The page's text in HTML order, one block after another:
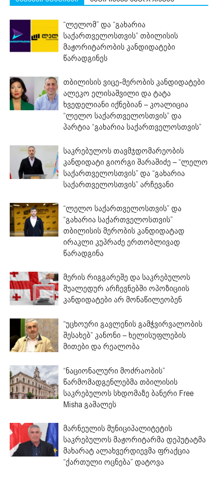
“ლელომ” და “გახარია
საქართველოსთვის” თბილისის
მაჟორიტარობის კანდიდატები
წარადგინეს
თბილისის ვიცე-მერობის კანდიდატები
ალეკო ელისაშვილი და ტატა
ხვედელიანი იქნებიან – კოალიცია
“ლელო საქართველოსთვის” და
პარტია “გახარია საქართველოსთვის”
საკრებულოს თავმჯდომარეობის
კანდიდატი გიორგი შარაშიძე – “ლელო
საქართველოსთვის” და “გახარია
საქართველოსთვის” არჩევანი
“ლელო საქართველოსთვის” და
“გახარია საქართველოსთვის”
თბილისის მერობის კანდიდატად
ირაკლი კუპრაძე ერთობლივად
წარადგინა
მერის რიგგარეშე და საკრებულოს
შუალედურ არჩევნებში ოპოზიციის
კანდიდატები არ მონაწილეობენ
“უცხოური გავლენის გამჭვირვალობის
შესახებ” კანონი – ხელისუფლების
მითები და რეალობა
“ნაციონალური მოძრაობის”
წარმომადგენლებმა თბილისის
საკრებულოს სხდომაზე ბანერი Free
Misha გაშალეს
მარნეულის მუნიციპალიტეტის
საკრებულოს მაჟორიტარმა დეპუტატმა
მახარატ ალახვერდიევმა ფრაქცია
“ქართული ოცნება” დატოვა